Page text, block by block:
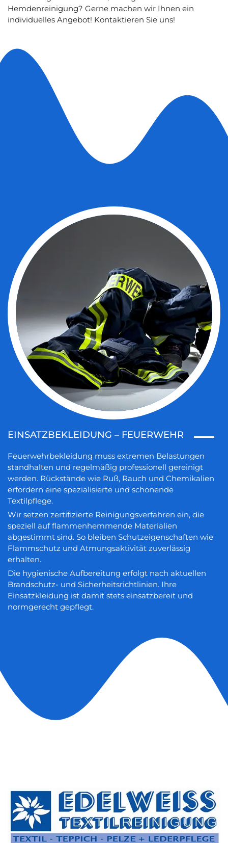
Hemdenreinigung? Gerne machen wir Ihnen ein
individuelles Angebot! Kontaktieren Sie uns!
EINSATZBEKLEIDUNG – FEUERWEHR
Feuerwehrbekleidung muss extremen Belastungen
standhalten und regelmäßig professionell gereinigt
werden. Rückstände wie Ruß, Rauch und Chemikalien
erfordern eine spezialisierte und schonende
Textilpflege.
Wir setzen zertifizierte Reinigungsverfahren ein, die
speziell auf flammenhemmende Materialien
abgestimmt sind. So bleiben Schutzeigenschaften wie
Flammschutz und Atmungsaktivität zuverlässig
erhalten.
Die hygienische Aufbereitung erfolgt nach aktuellen
Brandschutz- und Sicherheitsrichtlinien. Ihre
Einsatzkleidung ist damit stets einsatzbereit und
normgerecht gepflegt.